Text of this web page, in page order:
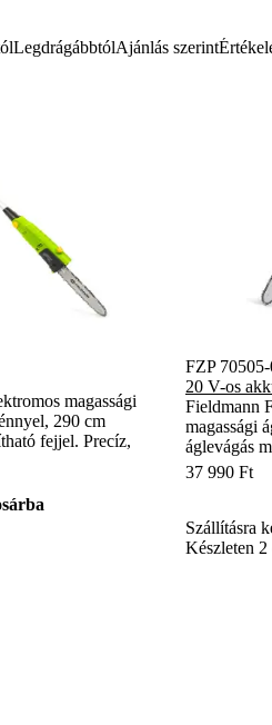
LegdrágábbtólAjánlás szerint
magassági
290 cm
fejjel. Precíz,
FZP
20 V-os
Fieldmann
magassági
áglevágás
37 990 Ft
Szállításra
Készleten 2